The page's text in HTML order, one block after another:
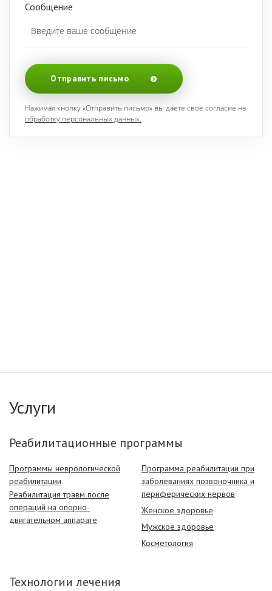
Сообщение
Отправить письмо
Нажимая кнопку «Отправить письмо» вы даете свое согласие на
обработку персональных данных.
Услуги
Реабилитационные программы
Программы неврологической
реабилитации
Реабилитация травм после
операций на опорно-
двигательном аппарате
Программа реабилитации при
заболеваниях позвоночника и
периферических нервов
Женское здоровье
Мужское здоровье
Косметология
Технологии лечения